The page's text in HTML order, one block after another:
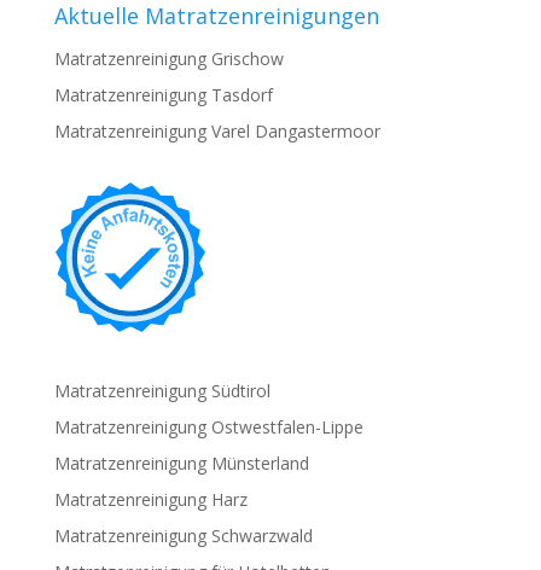
Aktuelle Matratzenreinigungen
Matratzenreinigung Grischow
Matratzenreinigung Tasdorf
Matratzenreinigung Varel Dangastermoor
Matratzenreinigung Südtirol
Matratzenreinigung Ostwestfalen-Lippe
Matratzenreinigung Münsterland
Matratzenreinigung Harz
Matratzenreinigung Schwarzwald